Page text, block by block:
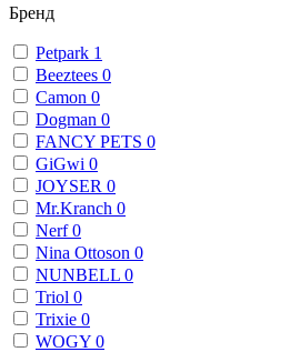
Бренд
Petpark 1
Beeztees 0
Camon 0
Dogman 0
FANCY PETS 0
GiGwi 0
JOYSER 0
Mr.Kranch 0
Nerf0
Nina Ottoson 0
NUNBELL 0
Triol 0
Trixie 0
WOGY 0